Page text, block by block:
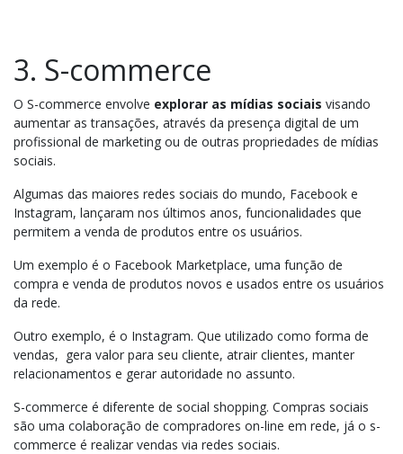
3. S-commerce
O S-commerce envolve explorar as mídias sociais visando
aumentar as transações, através da presença digital de um
profissional de marketing ou de outras propriedades de mídias
sociais.
Algumas das maiores redes sociais do mundo, Facebook e
Instagram, lançaram nos últimos anos, funcionalidades que
permitem a venda de produtos entre os usuários.
Um exemplo é o Facebook Marketplace, uma função de
compra e venda de produtos novos e usados entre os usuários
da rede.
Outro exemplo, é o Instagram. Que utilizado como forma de
vendas, gera valor para seu cliente, atrair clientes, manter
relacionamentos e gerar autoridade no assunto.
S-commerce é diferente de social shopping. Compras sociais
são uma colaboração de compradores on-line em rede, já o s-
commerce é realizar vendas via redes sociais.